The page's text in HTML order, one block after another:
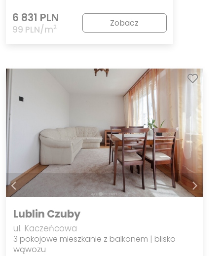
6 831 PLN
99 PLN/m2 Zobacz
Lublin Czuby
ul. Kaczeńcowa
3 pokojowe mieszkanie z balkonem | blisko
wąwozu